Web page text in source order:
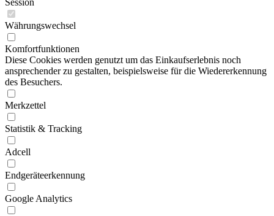
Session
Währungswechsel
Komfortfunktionen
Diese Cookies werden genutzt um das Einkaufserlebnis noch
ansprechender zu gestalten, beispielsweise für die Wiedererkennung
des Besuchers.
Merkzettel
Statistik & Tracking
Adcell
Endgeräteerkennung
Google Analytics